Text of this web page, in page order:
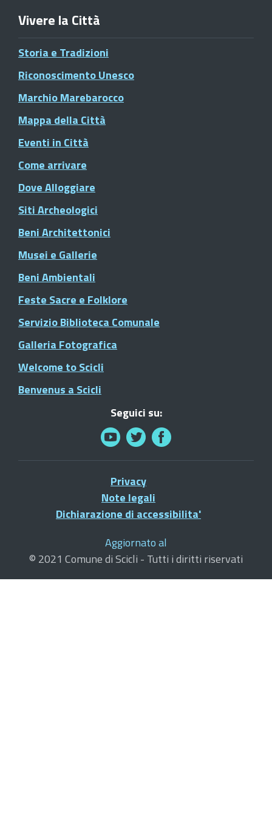
Vivere la Città
Storia e Tradizioni
Riconoscimento Unesco
Marchio Marebarocco
Mappa della Città
Eventi in Città
Come arrivare
Dove Alloggiare
Siti Archeologici
Beni Architettonici
Musei e Gallerie
Beni Ambientali
Feste Sacre e Folklore
Servizio Biblioteca Comunale
Galleria Fotografica
Welcome to Scicli
Benvenus a Scicli
Seguici su:
Privacy
Note legali
Dichiarazione di accessibilita'
Aggiornato al
© 2021 Comune di Scicli - Tutti i diritti riservati